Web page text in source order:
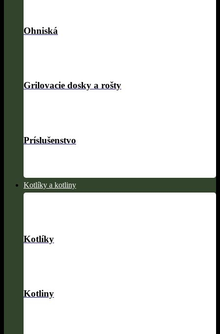
Ohniská
Grilovacie dosky a rošty
Príslušenstvo
Kotlíky a kotliny
Kotlíky
Kotliny